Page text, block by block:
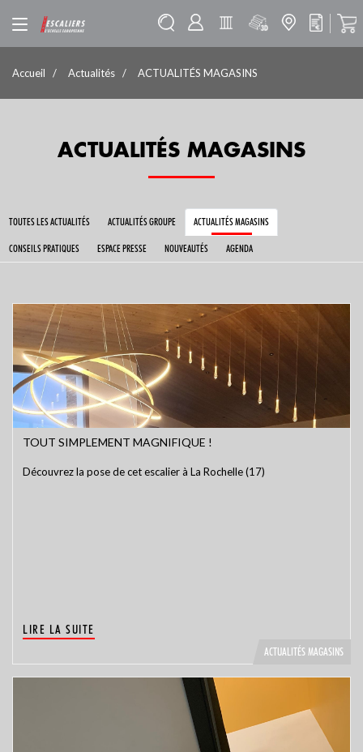
Accueil Actualités ACTUALITÉS MAGASINS
ACTUALITÉS MAGASINS
TOUTES LES ACTUALITÉS ACTUALITÉS GROUPE ACTUALITÉS MAGASINS
CONSEILS PRATIQUES ESPACE PRESSE NOUVEAUTÉS AGENDA
TOUT SIMPLEMENT MAGNIFIQUE !
Découvrez la pose de cet escalier à La Rochelle (17)
LIRE LA SUITE
ACTUALITÉS MAGASINS